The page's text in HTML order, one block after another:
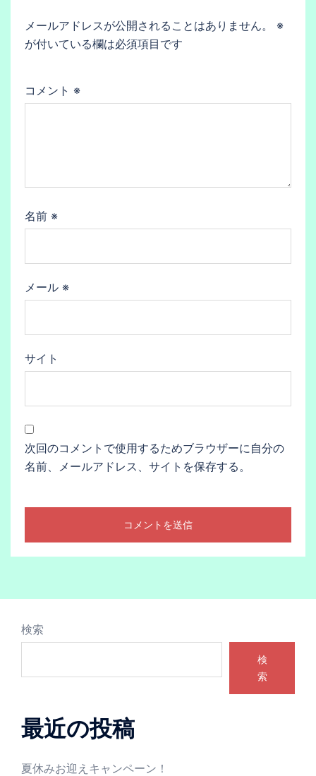
メールアドレスが公開されることはありません。
※
が付いている欄は必須項目です
コメント ※
名前 ※
メール ※
サイト
次回のコメントで使用するためブラウザーに自分の
名前、メールアドレス、サイトを保存する。
検索
検
索
最近の投稿
夏休みお迎えキャンペーン！